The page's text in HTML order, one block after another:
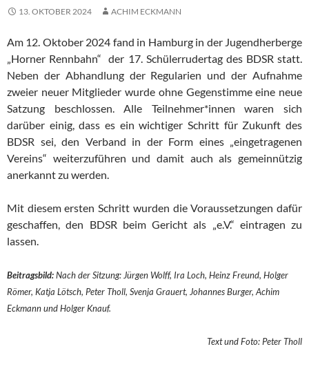
13. OKTOBER 2024 ACHIM ECKMANN
Am 12. Oktober 2024 fand in Hamburg in der Jugendherberge
„Horner Rennbahn“ der 17. Schülerrudertag des BDSR statt.
Neben der Abhandlung der Regularien und der Aufnahme
zweier neuer Mitglieder wurde ohne Gegenstimme eine neue
Satzung beschlossen. Alle Teilnehmer*innen waren sich
darüber einig, dass es ein wichtiger Schritt für Zukunft des
BDSR sei, den Verband in der Form eines „eingetragenen
Vereins“ weiterzuführen und damit auch als gemeinnützig
anerkannt zu werden.
Mit diesem ersten Schritt wurden die Voraussetzungen dafür
geschaffen, den BDSR beim Gericht als „e.V.“ eintragen zu
lassen.
Beitragsbild:Nach der Sitzung: Jürgen Wolff, Ira Loch, Heinz Freund, Holger
Römer, Katja Lötsch, Peter Tholl, Svenja Grauert, Johannes Burger, Achim
Eckmann und Holger Knauf.
Text und Foto: Peter Tholl